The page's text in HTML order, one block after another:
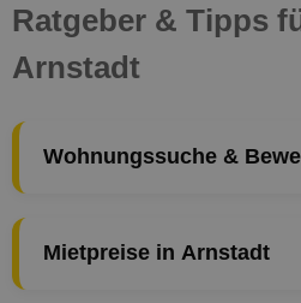
Ratgeber & Tipps
Arnstadt
Wohnungssuche &
Mietpreise in Arnstadt